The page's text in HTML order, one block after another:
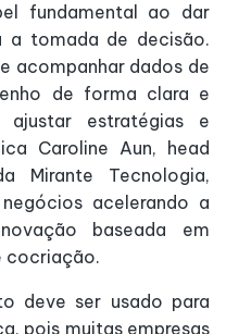
fundamental ao dar
a tomada de decisão.
acompanhar dados de
de forma clara e
estratégias e
Caroline Aun, head
Mirante Tecnologia,
acelerando a
baseada em
cocriação.
deve ser usado para
pois muitas empresas